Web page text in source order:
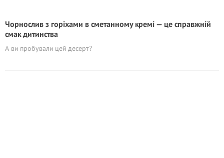
Чорнослив з горіхами в сметанному кремі — це справжній
смак дитинства
А ви пробували цей десерт?